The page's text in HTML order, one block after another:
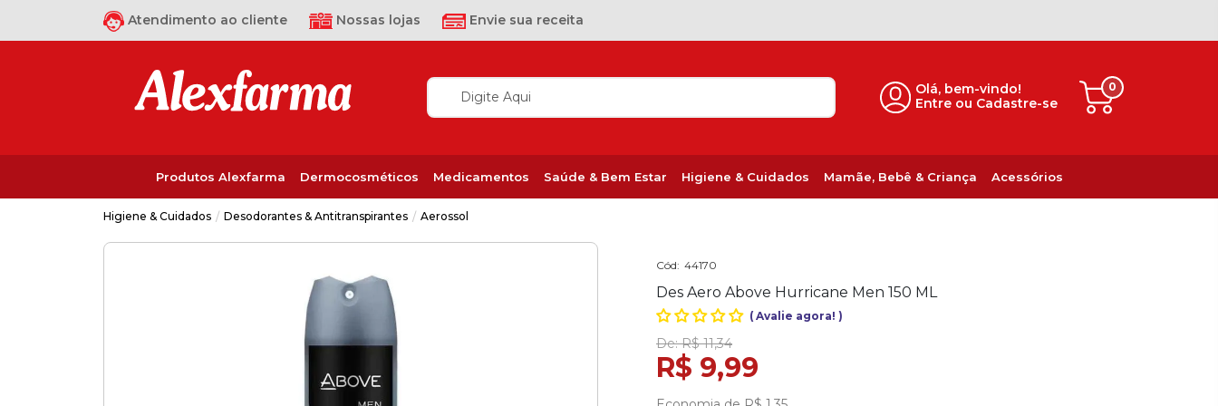
Atendimento ao cliente Nossas lojas Envie sua receita
Olá, bem-vindo!
Entre ou Cadastre-se
0
Produtos Alexfarma Dermocosméticos Medicamentos Saúde & Bem Estar Higiene & Cuidados Mamãe, Bebê & Criança Acessórios
Higiene & Cuidados Desodorantes & Antitranspirantes Aerossol
Cód: 44170
Des Aero Above Hurricane Men 150 ML
(Avalie agora! )
De:R$ 11,34
R$ 9,99